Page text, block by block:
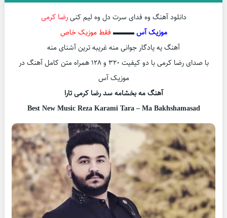
دانلود آهنگ وه فدای سرت دل وه لیم کنیرضا کرمی
موزیک آس▬▬▬ فقط موزیک خاص
آهنگ یه یادگار جوانی منه غریبه ترین آشنای منه
با صدای رضا کرمی با دو کیفیت ۳۲۰ و ۱۲۸ همراه متن کامل آهنگ در
موزیک آس
آهنگ مه بخشامه سد رضا کرمی تارا
Best New Music Reza Karami Tara – Ma Bakhshamasad